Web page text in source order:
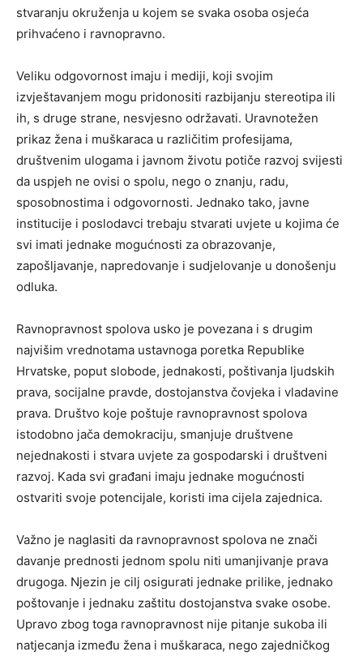
stvaranju okruženja u kojem se svaka osoba osjeća
prihvaćeno i ravnopravno.
Veliku odgovornost imaju i mediji, koji svojim
izvještavanjem mogu pridonositi razbijanju stereotipa ili
ih, s druge strane, nesvjesno održavati. Uravnotežen
prikaz žena i muškaraca u različitim profesijama,
društvenim ulogama i javnom životu potiče razvoj svijesti
da uspjeh ne ovisi o spolu, nego o znanju, radu,
sposobnostima i odgovornosti. Jednako tako, javne
institucije i poslodavci trebaju stvarati uvjete u kojima će
svi imati jednake mogućnosti za obrazovanje,
zapošljavanje, napredovanje i sudjelovanje u donošenju
odluka.
Ravnopravnost spolova usko je povezana i s drugim
najvišim vrednotama ustavnoga poretka Republike
Hrvatske, poput slobode, jednakosti, poštivanja ljudskih
prava, socijalne pravde, dostojanstva čovjeka i vladavine
prava. Društvo koje poštuje ravnopravnost spolova
istodobno jača demokraciju, smanjuje društvene
nejednakosti i stvara uvjete za gospodarski i društveni
razvoj. Kada svi građani imaju jednake mogućnosti
ostvariti svoje potencijale, koristi ima cijela zajednica.
Važno je naglasiti da ravnopravnost spolova ne znači
davanje prednosti jednom spolu niti umanjivanje prava
drugoga. Njezin je cilj osigurati jednake prilike, jednako
poštovanje i jednaku zaštitu dostojanstva svake osobe.
Upravo zbog toga ravnopravnost nije pitanje sukoba ili
natjecanja između žena i muškaraca, nego zajedničkog